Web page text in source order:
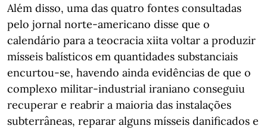
Além disso, uma das quatro fontes consultadas
pelo jornal norte-americano disse que o
calendário para a teocracia xiita voltar a produzir
mísseis balísticos em quantidades substanciais
encurtou-se, havendo ainda evidências de que o
complexo militar-industrial iraniano conseguiu
recuperar e reabrir a maioria das instalações
subterrâneas, reparar alguns mísseis danificados e